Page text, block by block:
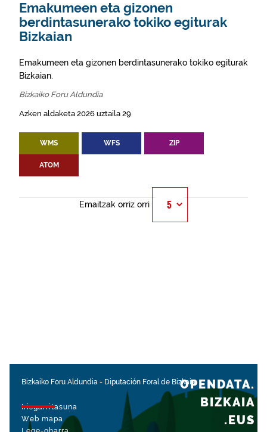
Emakumeen eta gizonen
berdintasunerako tokiko egiturak
Bizkaian
Emakumeen eta gizonen berdintasunerako tokiko egiturak
Bizkaian.
Bizkaiko Foru Aldundia
Azken aldaketa 2026 uztaila 29
WMS WFS ZIP
ATOM
Emaitzak orriz orri
Bizkaiko Foru Aldundia - Diputación Foral de Bizkaia
Irisgarritasuna
Web mapa
OPENDATA.
BIZKAIA
.EUS